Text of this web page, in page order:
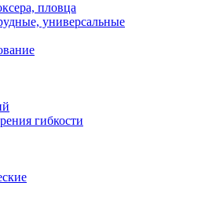
пловца
универсальные
гибкости